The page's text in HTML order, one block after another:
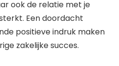
ook de relatie met je
Een doordacht
positieve indruk maken
zakelijke succes.